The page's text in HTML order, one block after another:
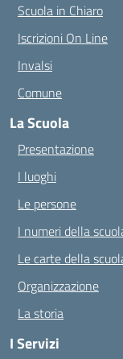
Scuola in Chiaro
Iscrizioni On Line
Invalsi
Comune
La Scuola
Presentazione
I luoghi
Le persone
I numeri della
Le carte della
Organizzazione
La storia
I Servizi